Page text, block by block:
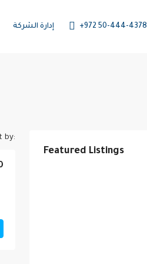
إدارة الشركة +972 50-444-4378
by:
Featured Listings